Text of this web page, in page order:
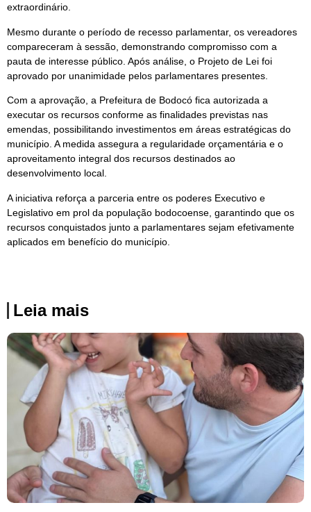
extraordinário.
Mesmo durante o período de recesso parlamentar, os vereadores
compareceram à sessão, demonstrando compromisso com a
pauta de interesse público. Após análise, o Projeto de Lei foi
aprovado por unanimidade pelos parlamentares presentes.
Com a aprovação, a Prefeitura de Bodocó fica autorizada a
executar os recursos conforme as finalidades previstas nas
emendas, possibilitando investimentos em áreas estratégicas do
município. A medida assegura a regularidade orçamentária e o
aproveitamento integral dos recursos destinados ao
desenvolvimento local.
A iniciativa reforça a parceria entre os poderes Executivo e
Legislativo em prol da população bodocoense, garantindo que os
recursos conquistados junto a parlamentares sejam efetivamente
aplicados em benefício do município.
Leia mais